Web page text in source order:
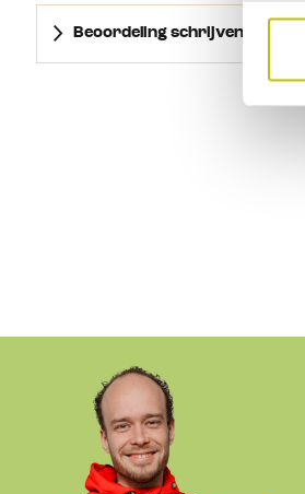
Sun View XL 300 ± 285 cm
Sun View XL
Sun View XL 260: F45s | F45L | F70
Sun View XL 300: F45s | F45L |
Beoordeling schrijven